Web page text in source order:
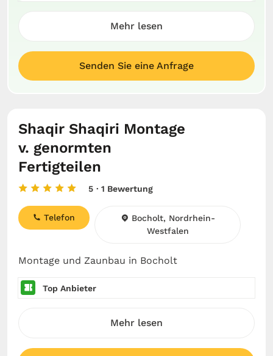
Mehr lesen
Senden Sie eine Anfrage
Shaqir Shaqiri Montage
v. genormten
Fertigteilen
5 · 1 Bewertung
Montage und Zaunbau in Bocholt
Telefon
Bocholt, Nordrhein-
Westfalen
Top Anbieter
Mehr lesen